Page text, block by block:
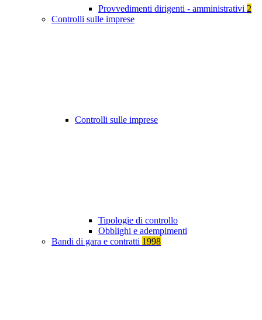
Provvedimenti dirigenti - amministrativi 2
Controlli sulle imprese
Controlli sulle imprese
Tipologie di controllo
Obblighi e adempimenti
Bandi di gara e contratti 1998